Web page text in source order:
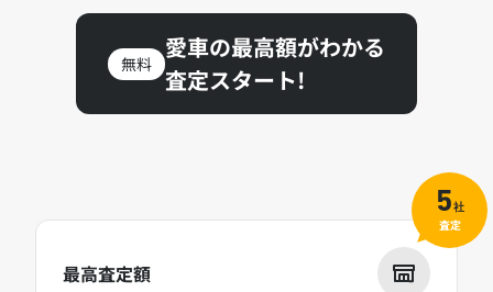
無料
愛車の最高額がわかる
査定スタート!
最高査定額
5社
査定